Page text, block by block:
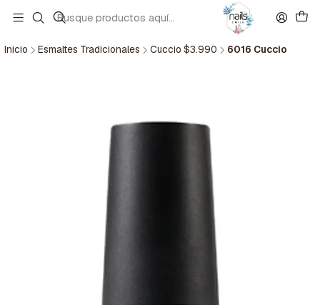
Inicio Esmaltes Tradicionales Cuccio $3.990 6016 Cuccio